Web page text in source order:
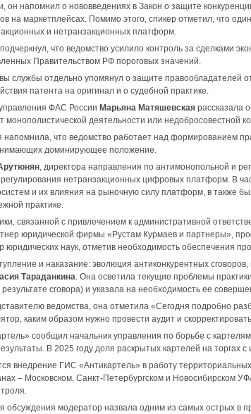
он напомнил о нововведениях в Закон о защите
на маркетплейсах. Помимо этого, спикер отметил, что
и нетранзакционных платформ.
что ведомство усилило контроль за сделками
Правительством РФ пороговых значений.
службы отдельно упомянул о защите правообладателей
патента на оригинал и о судебной практике.
ФАС России Марьяна Матяшевская рассказала
монополистической деятельности или недобросовестной
что ведомство работает над формированием
доминирующее положение.
, директора направления по антимонопольной и
нетранзакционных цифровых платформ. В
и их влияния на рыночную силу платформ, в также
практике.
связанной с привлечением к административной
юридической фирмы «Рустам Курмаев и партнеры»,
юридических наук, отметив необходимость обеспечения
и наказание: эволюция антиконкурентных
Тараданкина. Она осветила текущие проблемы
сговора) и указала на необходимость ее
ведомства, она отметила «Сегодня подробно
каким образом нужно провести аудит и
сообщил начальник управления по борьбе с
В 2025 году доля раскрытых картелей на торгах
внедрение ГИС «Антикартель» в работу
– Московском, Санкт-Петербургском и
модератор назвала одним из самых острых в